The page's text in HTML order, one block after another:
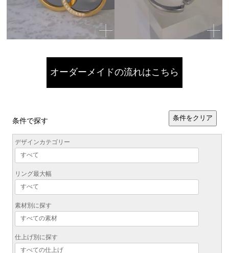
オーダーメイドの流れはこちら
条件で探す 条件をクリア
デザインカテゴリー
リング最大幅
素材別に探す
仕上げ別に探す